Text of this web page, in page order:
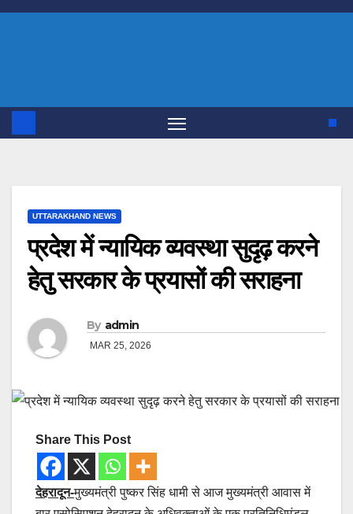
Skip
UTTARAKHAND NEWS
प्रदेश में न्यायिक व्यवस्था सुदृढ़ करने
हेतु सरकार के प्रयासों की सराहना
By admin
MAR 25, 2026
Share This Post
देहरादून-मुख्यमंत्री पुष्कर सिंह धामी से आज मुख्यमंत्री आवास में